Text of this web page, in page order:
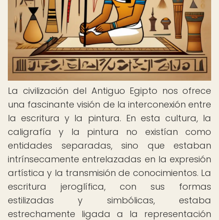
La civilización del Antiguo Egipto nos ofrece
una fascinante visión de la interconexión entre
la escritura y la pintura. En esta cultura, la
caligrafía y la pintura no existían como
entidades separadas, sino que estaban
intrínsecamente entrelazadas en la expresión
artística y la transmisión de conocimientos. La
escritura jeroglífica, con sus formas
estilizadas y simbólicas, estaba
estrechamente ligada a la representación